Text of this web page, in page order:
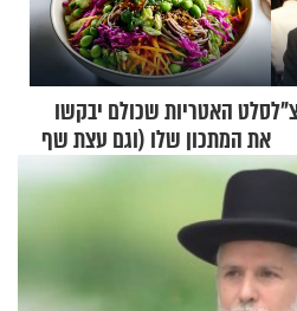
סלט האטריות שכולם יבקשו
את המתכון שלו (וגם עצת שף
להגשת הרוטב)